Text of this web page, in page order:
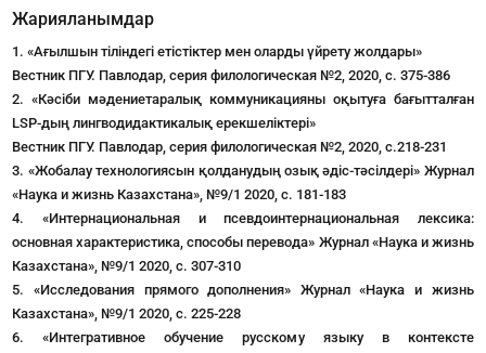
Жарияланымдар
1. «Ағылшын тіліндегі етістіктер мен оларды үйрету жолдары»
Вестник ПГУ. Павлодар, серия филологическая №2, 2020, с. 375-386
2. «Кәсіби мәдениетаралық коммуникацияны оқытуға бағытталған
LSP-дың лингводидактикалық ерекшеліктері»
Вестник ПГУ. Павлодар, серия филологическая №2, 2020, с.218-231
3. «Жобалау технологиясын қолданудың озық əдіс-тәсілдері» Журнал
«Наука и жизнь Казахстана», №9/1 2020, с. 181-183
4. «Интернациональная и псевдоинтернациональная лексика:
основная характеристика, способы перевода» Журнал «Наука и жизнь
Казахстана», №9/1 2020, с. 307-310
5. «Исследования прямого дополнения» Журнал «Наука и жизнь
Казахстана», №9/1 2020, с. 225-228
6. «Интегративное обучение русскому языку в контексте